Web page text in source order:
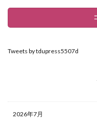
Tweets by tdupress5507d
2026年7月